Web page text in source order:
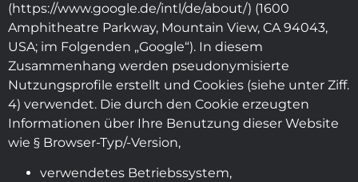
(https://www.google.de/intl/de/about/) (1600
Amphitheatre Parkway, Mountain View, CA 94043,
USA; im Folgenden „Google“). In diesem
Zusammenhang werden pseudonymisierte
Nutzungsprofile erstellt und Cookies (siehe unter Ziff.
4) verwendet. Die durch den Cookie erzeugten
Informationen über Ihre Benutzung dieser Website
wie § Browser-Typ/-Version,
verwendetes Betriebssystem,